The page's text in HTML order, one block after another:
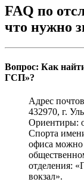
FAQ по
что нужно
Вопрос: Как
ГСП»?
Адрес
432970, г.
Ориентиры:
Спорта
офиса можно
отделения:
вокзал».